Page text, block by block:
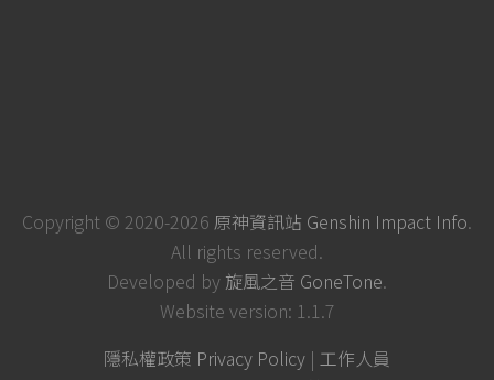
Copyright © 2020-2026 原神資訊站 Genshin Impact Info.
All rights reserved.
Developed by 旋風之音 GoneTone.
Website version: 1.1.7
隱私權政策 Privacy Policy | 工作人員